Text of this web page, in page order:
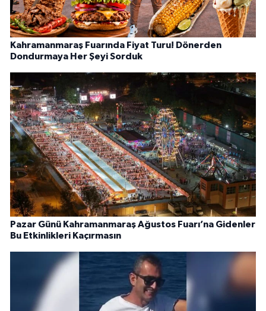
Kahramanmaraş Fuarında Fiyat Turu! Dönerden
Dondurmaya Her Şeyi Sorduk
Pazar Günü Kahramanmaraş Ağustos Fuarı’na Gidenler
Bu Etkinlikleri Kaçırmasın